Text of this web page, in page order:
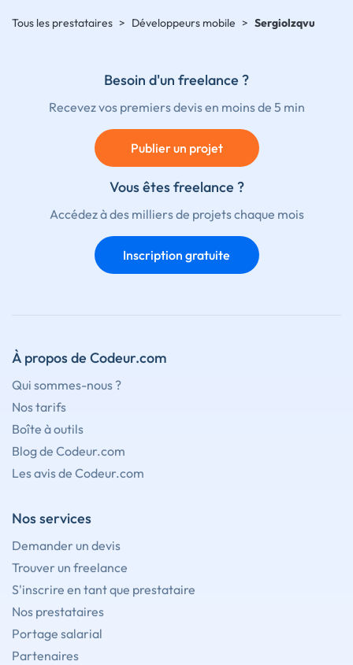
Tous les prestataires > Développeurs mobile > Sergiolzqvu
Besoin d'un freelance ?
Recevez vos premiers devis en moins de 5 min
Publier un projet
Vous êtes freelance ?
Accédez à des milliers de projets chaque mois
Inscription gratuite
À propos de Codeur.com
Qui sommes-nous ?
Nos tarifs
Boîte à outils
Blog de Codeur.com
Les avis de Codeur.com
Nos services
Demander un devis
Trouver un freelance
S'inscrire en tant que prestataire
Nos prestataires
Portage salarial
Partenaires